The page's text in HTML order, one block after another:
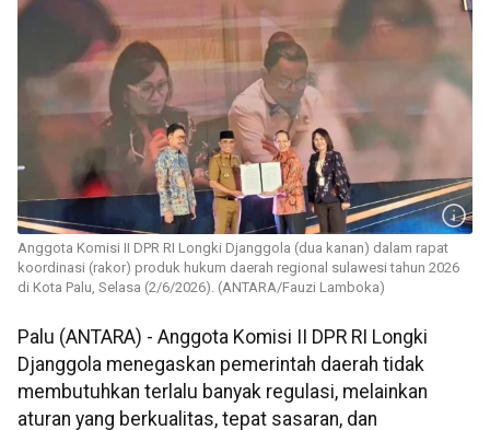
Anggota Komisi II DPR RI Longki Djanggola (dua kanan) dalam rapat
koordinasi (rakor) produk hukum daerah regional sulawesi tahun 2026
di Kota Palu, Selasa (2/6/2026). (ANTARA/Fauzi Lamboka)
Palu (ANTARA) - Anggota Komisi II DPR RI Longki
Djanggola menegaskan pemerintah daerah tidak
membutuhkan terlalu banyak regulasi, melainkan
aturan yang berkualitas, tepat sasaran, dan